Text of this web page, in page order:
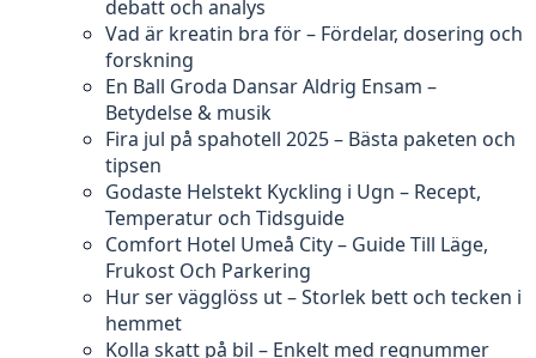
debatt och analys
Vad är kreatin bra för – Fördelar, dosering och
forskning
En Ball Groda Dansar Aldrig Ensam –
Betydelse & musik
Fira jul på spahotell 2025 – Bästa paketen och
tipsen
Godaste Helstekt Kyckling i Ugn – Recept,
Temperatur och Tidsguide
Comfort Hotel Umeå City – Guide Till Läge,
Frukost Och Parkering
Hur ser vägglöss ut – Storlek bett och tecken i
hemmet
Kolla skatt på bil – Enkelt med regnummer